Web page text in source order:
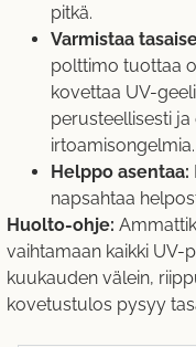
pitkä.
Varmistaa
polttimo tuottaa
kovettaa UV-
perusteellisesti ja
irtoamisongelmia.
Helppo asentaa:
napsahtaa
Huolto-ohje:
vaihtamaan kaikki UV-
kuukauden välein,
kovetustulos pysyy